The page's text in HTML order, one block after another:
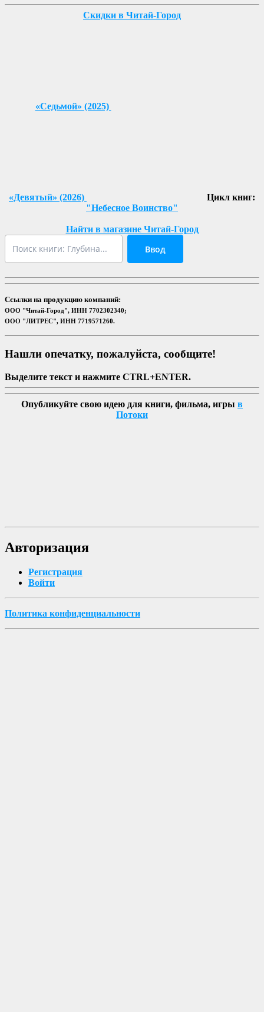
Скидки в Читай-Город
«Седьмой» (2025)
«Девятый» (2026)
Цикл книг:
"Небесное Воинство"
Найти в магазине Читай-Город
Ввод
Ссылки на продукцию компаний:
ООО "Читай-Город", ИНН 7702302340;
ООО "ЛИТРЕС", ИНН 7719571260.
Нашли опечатку, пожалуйста, сообщите!
Выделите текст и нажмите CTRL+ENTER.
Опубликуйте свою идею для книги, фильма, игры в
Потоки
Авторизация
Регистрация
Войти
Политика конфиденциальности